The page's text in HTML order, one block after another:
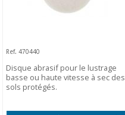
Ref. 470440
Disque abrasif pour le lustrage
basse ou haute vitesse à sec des
sols protégés.